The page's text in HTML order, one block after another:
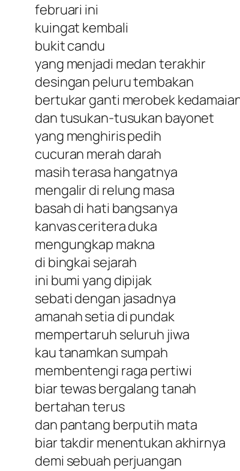
februari ini
kuingat kembali
bukit candu
yang menjadi medan terakhir
desingan peluru tembakan
bertukar ganti merobek
dan tusukan-tusukan bayonet
yang menghiris pedih
cucuran merah darah
masih terasa hangatnya
mengalir di relung masa
basah di hati bangsanya
kanvas ceritera duka
mengungkap makna
di bingkai sejarah
ini bumi yang dipijak
sebati dengan jasadnya
amanah setia di pundak
mempertaruh seluruh jiwa
kau tanamkan sumpah
membentengi raga pertiwi
biar tewas bergalang tanah
bertahan terus
dan pantang berputih mata
biar takdir menentukan akhirnya
demi sebuah perjuangan